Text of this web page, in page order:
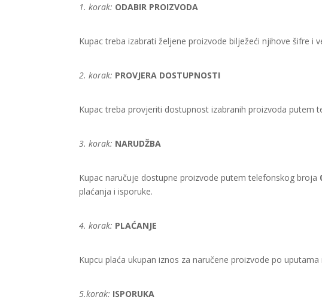
1. korak: ODABIR PROIZVODA
Kupac treba izabrati željene proizvode bilježeći njihove šifre i
2. korak: PROVJERA DOSTUPNOSTI
Kupac treba provjeriti dostupnost izabranih proizvoda putem
3. korak: NARUDŽBA
Kupac naručuje dostupne proizvode putem telefonskog broja
plaćanja i isporuke.
4. korak: PLAĆANJE
Kupcu plaća ukupan iznos za naručene proizvode po
5.korak: ISPORUKA